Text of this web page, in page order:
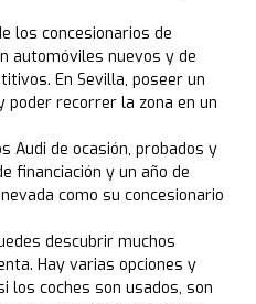
los concesionarios de
automóviles nuevos y de
En Sevilla, poseer un
poder recorrer la zona en un
Audi de ocasión, probados y
financiación y un año de
como su concesionario
descubrir muchos
Hay varias opciones y
los coches son usados, son